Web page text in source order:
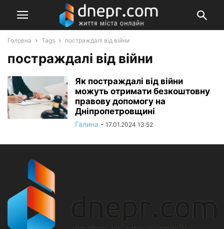
Головна Tags постраждалі від війни
постраждалі від війни
Як постраждалі від війни
можуть отримати безкоштовну
правову допомогу на
Дніпропетровщині
Галина - 17.01.2024 13:52